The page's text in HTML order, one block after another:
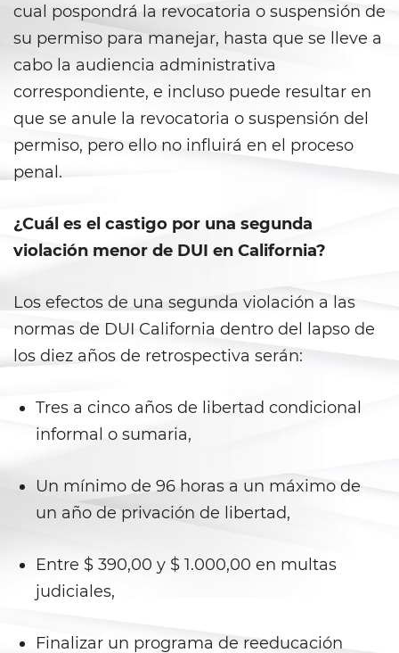
Drogas
Conducción Imprudente con
Presencia de Alcohol
Conducción Imprudente sin
Presencia de Alcohol
DUI Causando Lesiones
DUI con Pasajeros Menores de
DUI en Menores de Edad
Leyes de DUI en el Estado de
California
Segunda Ofensa de DUI
Violencia Doméstica
Adultos Dependientes
Acecho
cual pospondrá la revocatoria o suspensión de
su permiso para manejar, hasta que se lleve a
cabo la audiencia administrativa
correspondiente, e incluso puede resultar en
que se anule la revocatoria o suspensión del
permiso, pero ello no influirá en el proceso
penal.
¿Cuál es el castigo por una segunda
violación menor de DUI en California?
Los efectos de una segunda violación a las
normas de DUI California dentro del lapso de
los diez años de retrospectiva serán:
Tres a cinco años de libertad condicional
informal o sumaria,
Un mínimo de 96 horas a un máximo de
un año de privación de libertad,
Entre $ 390,00 y $ 1.000,00 en multas
judiciales,
Finalizar un programa de reeducación